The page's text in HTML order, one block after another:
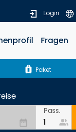
Login
Fragen
luggage Paket
date_range
Pass.
people_alt